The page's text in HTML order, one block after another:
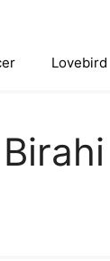
Lovebird